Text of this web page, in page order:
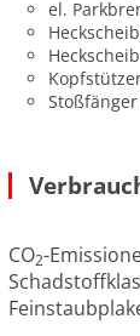
el.
CO2-